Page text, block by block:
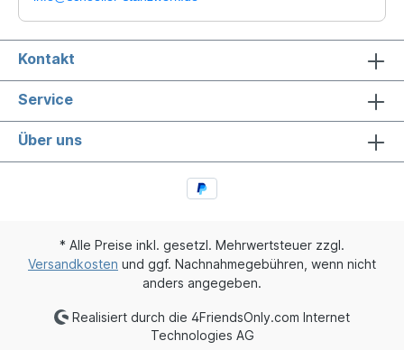
Kontakt
Service
Über uns
* Alle Preise inkl. gesetzl. Mehrwertsteuer zzgl.
Versandkosten und ggf. Nachnahmegebühren, wenn nicht
anders angegeben.
Realisiert durch die 4FriendsOnly.com Internet
Technologies AG